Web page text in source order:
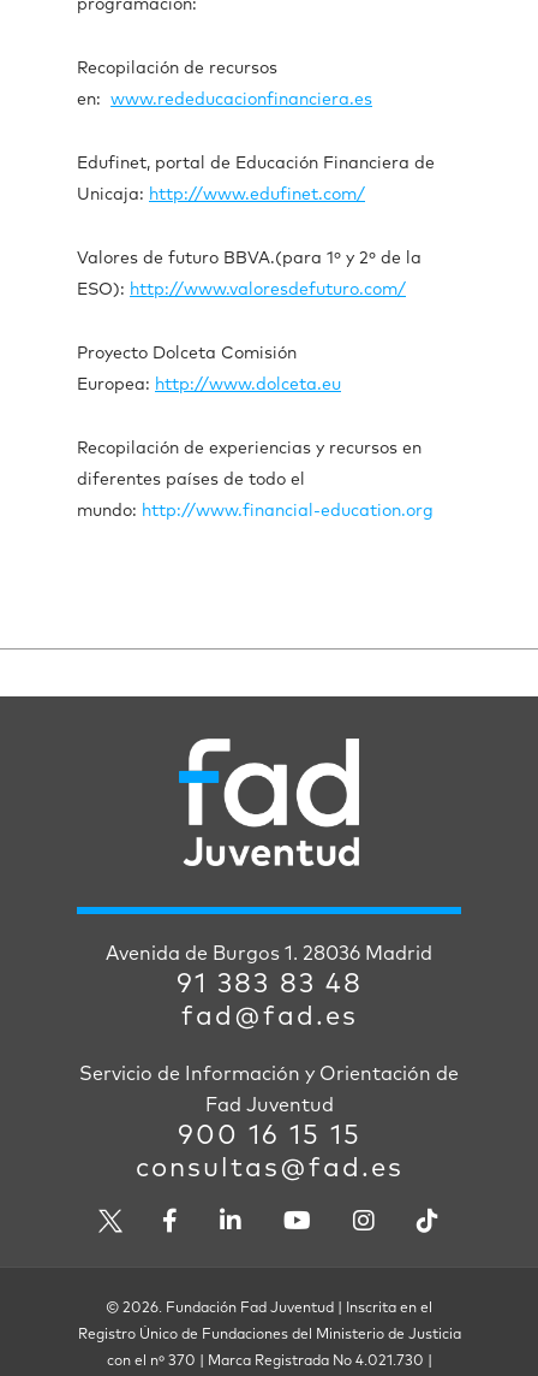
programación:
Recopilación de recursos
en: www.rededucacionfinanciera.es
Edufinet, portal de Educación Financiera de
Unicaja: http://www.edufinet.com/
Valores de futuro BBVA.(para 1º y 2º de la
ESO): http://www.valoresdefuturo.com/
Proyecto Dolceta Comisión
Europea: http://www.dolceta.eu
Recopilación de experiencias y recursos en
diferentes países de todo el
mundo: http://www.financial-education.org
Avenida de Burgos 1. 28036 Madrid
91 383 83 48
fad@fad.es
Servicio de Información y Orientación de
Fad Juventud
900 16 15 15
consultas@fad.es
© 2026. Fundación Fad Juventud | Inscrita en el
Registro Único de Fundaciones del Ministerio de Justicia
con el nº 370 | Marca Registrada No 4.021.730 |